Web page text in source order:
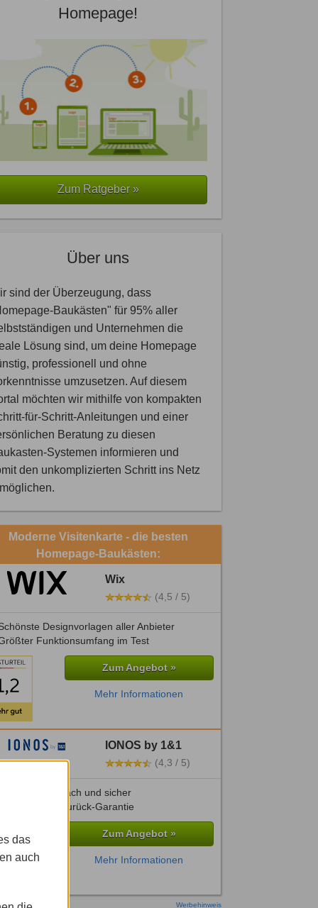
das
auch
Homepage!
Zum Ratgeber »
Über uns
sind der Überzeugung, dass
Baukästen" für 95% aller
und Unternehmen die
Lösung sind, um deine Homepage
professionell und ohne
umzusetzen. Auf diesem
möchten wir mithilfe von kompakten
für-Schritt-Anleitungen und einer
Beratung zu diesen
Systemen informieren und
den unkomplizierten Schritt ins Netz
Moderne Visitenkarte - die besten
Homepage-Baukästen:
Wix
(4,5 / 5)
Designvorlagen aller Anbieter
Funktionsumfang im Test
Zum Angebot »
Mehr Informationen
IONOS by 1&1
(4,3 / 5)
Besonders einfach und sicher
30 Tage Geld-zurück-Garantie
Zum Angebot »
Mehr Informationen
Werbehinweis